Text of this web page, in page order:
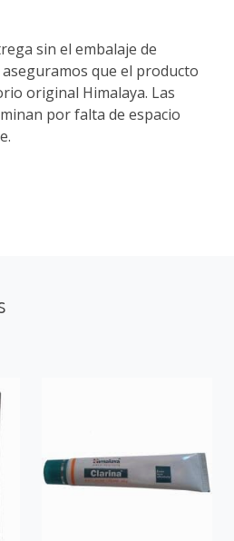
sin el embalaje de
que el producto
original Himalaya. Las
por falta de espacio